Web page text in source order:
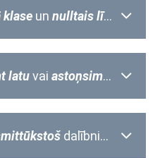
un nulltais līmenis
latuvai astoņsimt lati ;
dalībnieki/dalībnieku